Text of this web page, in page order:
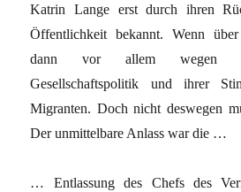
Katrin Lange erst durch ihren
Öffentlichkeit bekannt. Wenn
dann vor allem wegen
Gesellschaftspolitik und ihrer
Migranten. Doch nicht deswegen
Der unmittelbare Anlass war die …
… Entlassung des Chefs des